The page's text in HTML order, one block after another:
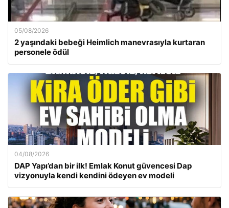
05/08/2026
2 yaşındaki bebeği Heimlich manevrasıyla kurtaran
personele ödül
04/08/2026
DAP Yapı’dan bir ilk! Emlak Konut güvencesi Dap
vizyonuyla kendi kendini ödeyen ev modeli